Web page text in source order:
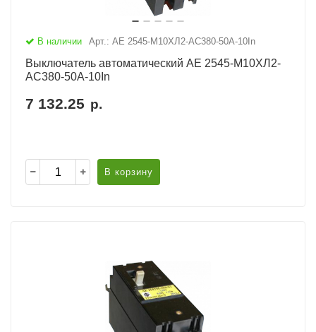
В наличии Арт.: АЕ 2545-М10ХЛ2-AC380-50А-10In
Выключатель автоматический АЕ 2545-М10ХЛ2-
AC380-50А-10In
7 132.25 р.
В корзину